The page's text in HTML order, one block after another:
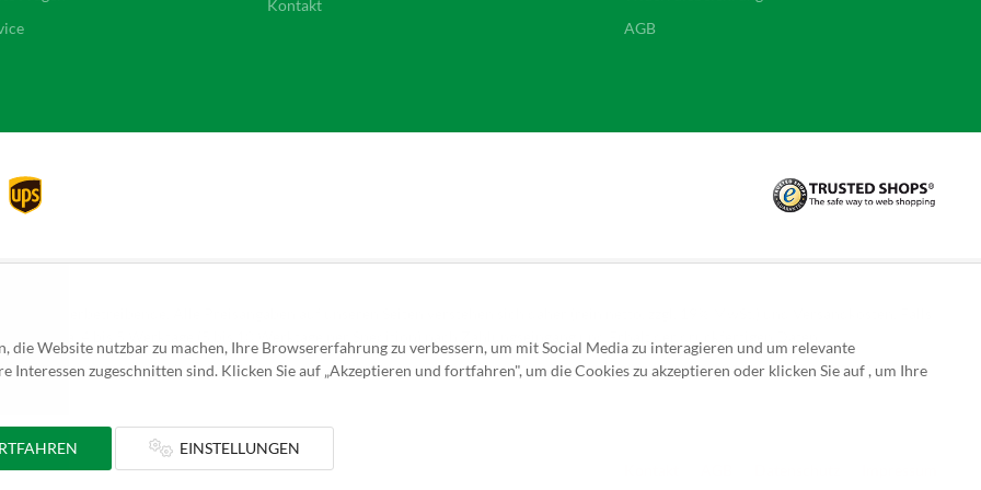
Kontakt
AGB
für Gewerbetreibende. Alle Preisangaben auf unseren Seiten verstehen sich daher (rein netto, zzgl. 19% MwSt.) und Versandkosten. Falls
die Website nutzbar zu machen, Ihre Browsererfahrung zu verbessern, um mit Social Media zu interagieren und um relevante
Interessen zugeschnitten sind. Klicken Sie auf „Akzeptieren und fortfahren", um die Cookies zu akzeptieren oder klicken Sie auf , um Ihre
EINSTELLUNGEN